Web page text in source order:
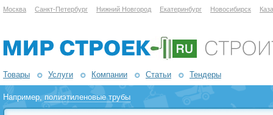
Москва Санкт-Петербург Нижний Новгород Екатеринбург Новосибирск
Товары Услуги Компании Статьи Тендеры
Например,полиэтиленовые трубы